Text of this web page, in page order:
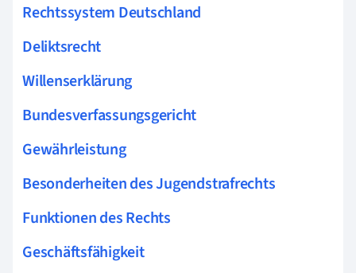
Rechtssystem Deutschland
Deliktsrecht
Willenserklärung
Bundesverfassungsgericht
Gewährleistung
Besonderheiten des Jugendstrafrechts
Funktionen des Rechts
Geschäftsfähigkeit